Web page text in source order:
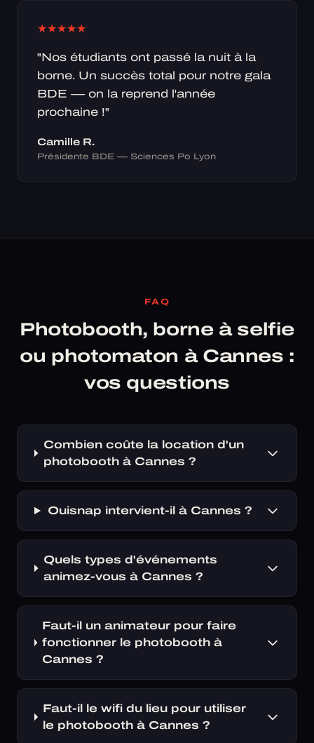
★★★★★
"Nos étudiants ont passé la nuit à la
borne. Un succès total pour notre gala
BDE — on la reprend l'année
prochaine !"
Camille R.
Présidente BDE — Sciences Po Lyon
FAQ
Photobooth, borne à selfie
ou photomaton à Cannes :
vos questions
Combien coûte la location d'un
photobooth à Cannes ?
Ouisnap intervient-il à Cannes ?
Quels types d'événements
animez-vous à Cannes ?
Faut-il un animateur pour faire
fonctionner le photobooth à
Cannes ?
Faut-il le wifi du lieu pour utiliser
le photobooth à Cannes ?